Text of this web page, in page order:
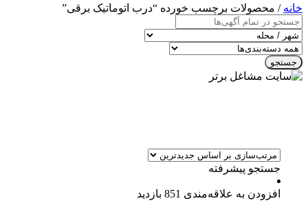
خانه / محصولات برچسب خورده “درب اتوماتیک برقی”
جستجو
جستجو پیشرفته
افزودن به علاقه‌مندی 851 بازدید